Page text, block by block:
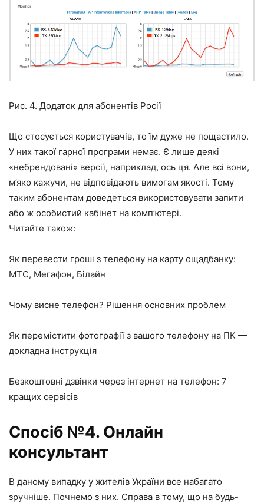
Рис. 4. Додаток для абонентів Росії
Що стосується користувачів, то їм дуже не пощастило.
У них такої гарної програми немає. Є лише деякі
«небрендовані» версії, наприклад, ось ця. Але всі вони,
м’яко кажучи, не відповідають вимогам якості. Тому
таким абонентам доведеться використовувати запити
або ж особистий кабінет на комп’ютері.
Читайте також:
Як перевести гроші з телефону на карту ощадбанку:
МТС, Мегафон, Білайн
Чому висне телефон? Рішення основних проблем
Як перемістити фотографії з вашого телефону на ПК —
докладна інструкція
Безкоштовні дзвінки через інтернет на телефон: 7
кращих сервісів
Спосіб №4. Онлайн
консультант
В даному випадку у жителів України все набагато
зручніше. Почнемо з них. Справа в тому, що на будь-